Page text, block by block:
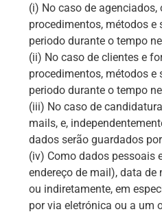
(i) No caso de
procedimentos, métodos
periodo durante o tempo
(ii) No caso de clientes e
procedimentos, métodos
periodo durante o tempo
(iii) No caso de
mails, e,
dados serão guardados
(iv) Como dados pessoais
endereço de mail), data
ou indiretamente, em
por via eletrónica ou a um